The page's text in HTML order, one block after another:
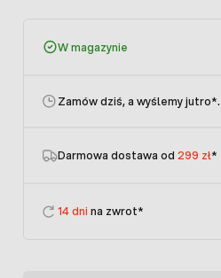
W magazynie
Zamów dziś, a wyślemy jutro*.
Darmowa dostawa od 299 zł*
14 dni na zwrot*